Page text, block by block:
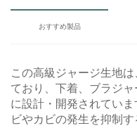
おすすめ製品
この高級ジャージ生地
ており、下着、ブラジ
に設計・開発されてい
ビやカビの発生を抑制